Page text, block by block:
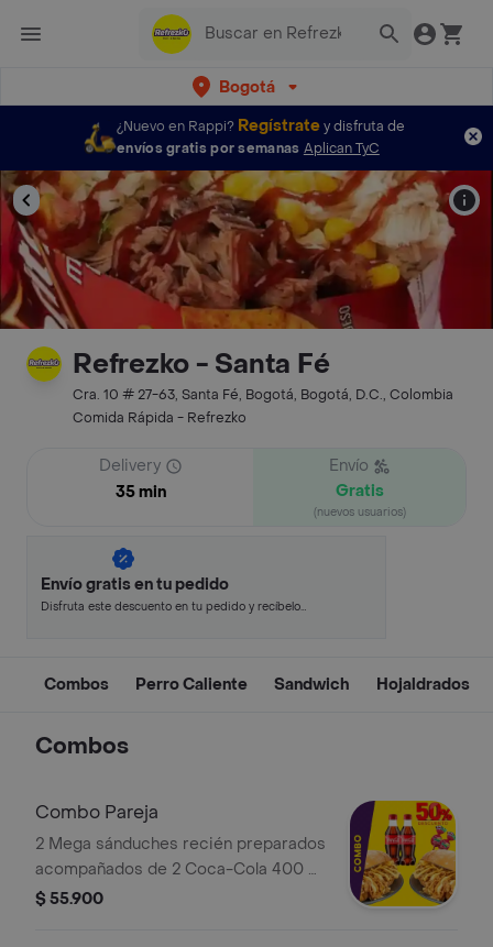
Bogotá
¿Nuevo en Rappi? Regístratey disfruta de
envíos gratis por semanas Aplican TyC
Refrezko - Santa Fé
Cra. 10 # 27-63, Santa Fé, Bogotá, Bogotá, D.C., Colombia
Comida Rápida - Refrezko
Delivery
35 min
Envío
Gratis
(nuevos usuarios)
Envío gratis en tu pedido
Disfruta este descuento en tu pedido y recíbelo
Combos Perro Caliente Sandwich Hojaldrados
Combos
Combo Pareja
2 Mega sánduches recién preparados
acompañados de 2 Coca-Cola 400 ml
frías + postre
$ 55.900